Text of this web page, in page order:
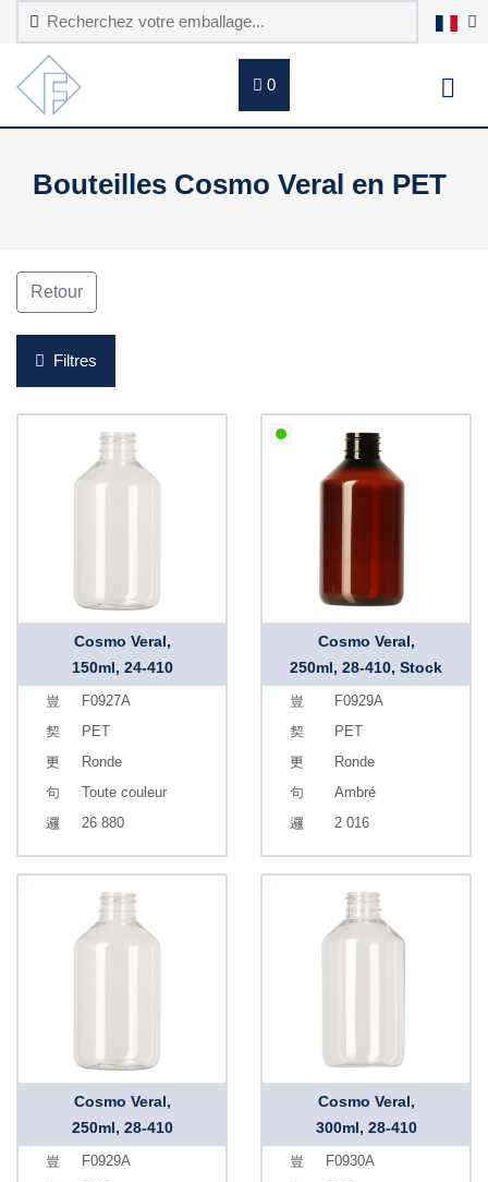
0
Bouteilles Cosmo Veral en PET
Retour
Filtres
Cosmo Veral,
150ml, 24-410
F0927A
PET
Ronde
Toute couleur
26 880
Cosmo Veral,
250ml, 28-410, Stock
F0929A
PET
Ronde
Ambré
2 016
Cosmo Veral,
250ml, 28-410
F0929A
Cosmo Veral,
300ml, 28-410
F0930A